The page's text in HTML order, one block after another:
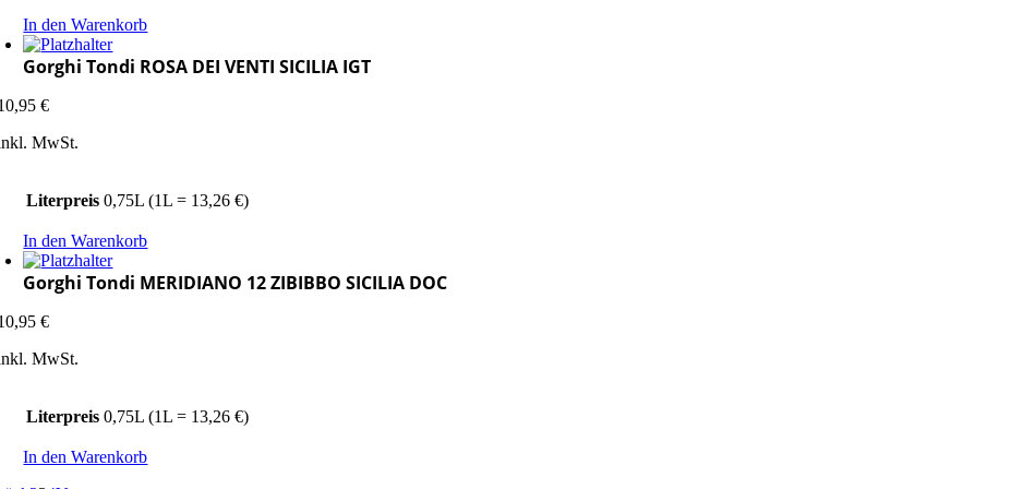
In den Warenkorb
Gorghi Tondi ROSA DEI VENTI SICILIA IGT
€
MwSt.
Literpreis 0,75L (1L = 13,26 €)
In den Warenkorb
Gorghi Tondi MERIDIANO 12 ZIBIBBO SICILIA DOC
€
MwSt.
Literpreis 0,75L (1L = 13,26 €)
In den Warenkorb